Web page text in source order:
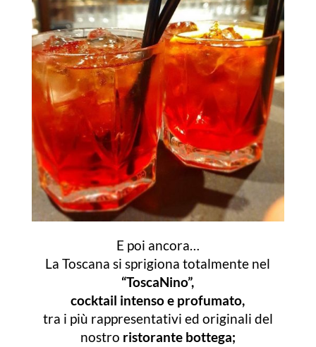
E poi ancora…
La Toscana si sprigiona totalmente nel
“ToscaNino”,
cocktail intenso e profumato,
tra i più rappresentativi ed originali del
nostro ristorante bottega;